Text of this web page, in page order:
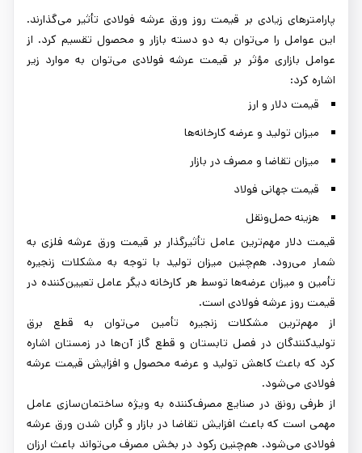
پارامترهای زیادی بر قیمت روز ورق عرشه فولادی تأثیر می‌گذارند.
این عوامل را می‌توان به دو دسته بازار و محصول تقسیم کرد. از
عوامل بازاری مؤثر بر قیمت عرشه فولادی می‌توان به موارد زیر
اشاره کرد:
قیمت دلار و ارز
میزان تولید و عرضه کارخانه‌ها
میزان تقاضا و مصرف در بازار
قیمت جهانی فولاد
هزینه حمل‌ونقل
قیمت دلار مهم‌ترین عامل تأثیرگذار بر قیمت ورق عرشه فلزی به
شمار می‌رود. هم‌چنین میزان تولید با توجه به مشکلات زنجیره
تأمین و میزان عرضه‌ها توسط هر کارخانه دیگر عامل تعیین‌کننده در
قیمت روز عرشه فولادی است.
از مهم‌ترین مشکلات زنجیره تأمین می‌توان به قطع برق
تولیدکنندگان در فصل تابستان و قطع گاز آن‌ها در زمستان اشاره
کرد که باعث کاهش تولید و عرضه محصول و افزایش قیمت عرشه
فولادی می‌شود.
از طرفی رونق در صنایع مصرف‌کننده به ویژه ساختمان‌سازی عامل
مهمی است که باعث افزایش تقاضا در بازار و گران شدن ورق عرشه
فولادی می‌شود. هم‌چنین رکود در بخش مصرف می‌تواند باعث ارزان